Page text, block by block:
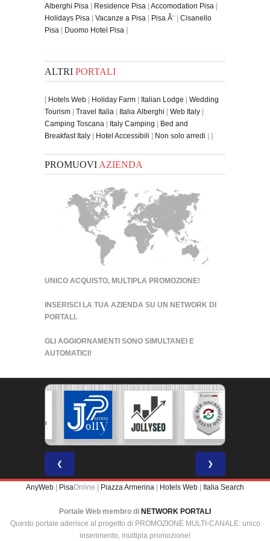
Alberghi Pisa Residence Pisa Accomodation Pisa
Holidays Pisa
Vacanze a Pisa Pisa Ã¨
Cisanello
Pisa
Duomo Hotel Pisa ]
ALTRI PORTALI
[ Hotels Web Holiday Farm Italian Lodge
Wedding
Tourism
Travel Italia Italia Alberghi Web Italy
Camping Toscana
Italy Camping
Bed and
Breakfast Italy
Hotel Accessibili Non solo arredi | ]
PROMUOVI AZIENDA
UNICO ACQUISTO, MULTIPLA PROMOZIONE!
INSERISCI LA TUA AZIENDA SU UN NETWORK DI
PORTALI .
GLI AGGIORNAMENTI SONO SIMULTANEI E
AUTOMATICI!
❮ ❯
AnyWeb PisaOnline | Piazza Armerina Hotels Web Italia Search
Portale Web membro di NETWORK PORTALI
Questo portale aderisce al progetto di PROMOZIONE MULTI-CANALE: unico
inserimento, multipla promozione!